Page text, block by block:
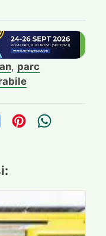
, parc
pe Facebook
pe
Distribuie pe
Distribuie